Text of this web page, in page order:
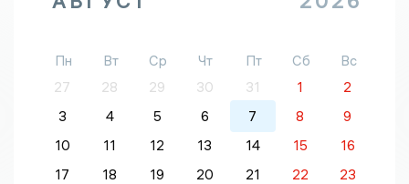
Пн Вт Ср Чт Пт Сб
Вс
27
28 29 30 31 1
2
3
4 5 6 7 8
9
10
11 12 13 14 15
16
17
18 19 20 21 22
23